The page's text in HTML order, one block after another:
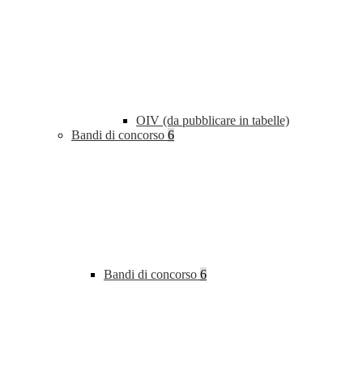
OIV (da pubblicare in tabelle)
Bandi di concorso 6
Bandi di concorso 6